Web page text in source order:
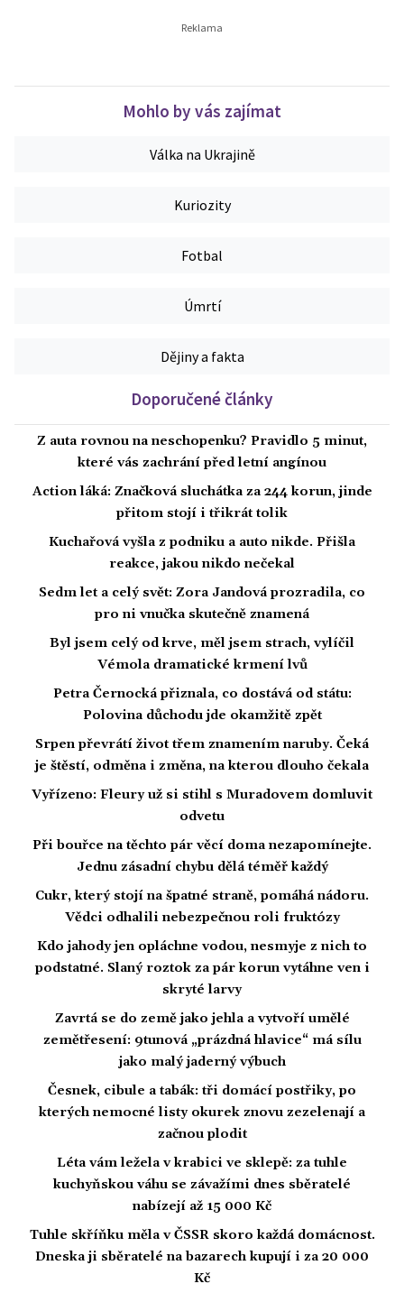
Mohlo by vás zajímat
Válka na Ukrajině
Kuriozity
Fotbal
Úmrtí
Dějiny a fakta
Doporučené články
Z auta rovnou na neschopenku? Pravidlo 5 minut,
které vás zachrání před letní angínou
Action láká: Značková sluchátka za 244 korun, jinde
přitom stojí i třikrát tolik
Kuchařová vyšla z podniku a auto nikde. Přišla
reakce, jakou nikdo nečekal
Sedm let a celý svět: Zora Jandová prozradila, co
pro ni vnučka skutečně znamená
Byl jsem celý od krve, měl jsem strach, vylíčil
Vémola dramatické krmení lvů
Petra Černocká přiznala, co dostává od státu:
Polovina důchodu jde okamžitě zpět
Srpen převrátí život třem znamením naruby. Čeká
je štěstí, odměna i změna, na kterou dlouho čekala
Vyřízeno: Fleury už si stihl s Muradovem domluvit
odvetu
Při bouřce na těchto pár věcí doma nezapomínejte.
Jednu zásadní chybu dělá téměř každý
Cukr, který stojí na špatné straně, pomáhá nádoru.
Vědci odhalili nebezpečnou roli fruktózy
Kdo jahody jen opláchne vodou, nesmyje z nich to
podstatné. Slaný roztok za pár korun vytáhne ven i
skryté larvy
Zavrtá se do země jako jehla a vytvoří umělé
zemětřesení: 9tunová „prázdná hlavice“ má sílu
jako malý jaderný výbuch
Česnek, cibule a tabák: tři domácí postřiky, po
kterých nemocné listy okurek znovu zezelenají a
začnou plodit
Léta vám ležela v krabici ve sklepě: za tuhle
kuchyňskou váhu se závažími dnes sběratelé
nabízejí až 15 000 Kč
Tuhle skříňku měla v ČSSR skoro každá domácnost.
Dneska ji sběratelé na bazarech kupují i za 20 000
Kč